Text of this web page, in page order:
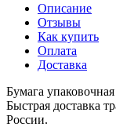
Описание
Отзывы
Как купить
Оплата
Доставка
Бумага
Быстрая доставка
России.